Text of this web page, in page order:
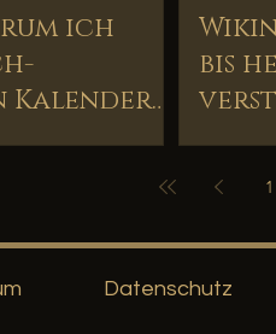
ich
Kalender
bis
1
Datenschutz